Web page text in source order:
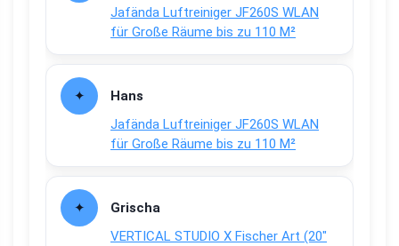
Jafända Luftreiniger JF260S WLAN
für Große Räume bis zu 110 M²
Hans
Jafända Luftreiniger JF260S WLAN
für Große Räume bis zu 110 M²
Grischa
VERTICAL STUDIO X Fischer Art (20″